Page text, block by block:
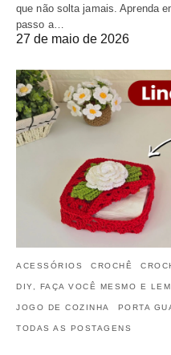
que não solta jamais. Aprenda
passo a…
27 de maio de 2026
ACESSÓRIOS CROCHÊ
DIY, FAÇA VOCÊ MESMO E
JOGO DE COZINHA PORTA
TODAS AS POSTAGENS